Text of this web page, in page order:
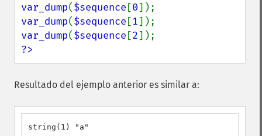
var_dump($sequence [0
var_dump($sequence [1
var_dump($sequence [2
?>
Resultado del ejemplo anterior es similar a:
string(1) "a"